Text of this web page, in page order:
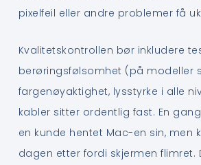
pixelfeil eller andre problemer få
Kvalitetskontrollen bør inkludere
berøringsfølsomhet (på modeller
fargenøyaktighet, lysstyrke i alle
kabler sitter ordentlig fast. En
en kunde hentet Mac-en sin, men
dagen etter fordi skjermen flimret.